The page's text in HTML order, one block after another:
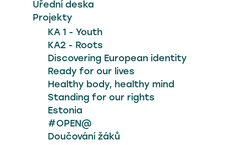
+420 731 116 118
ostrava@obaka.cz
Úřední deska
Projekty
KA 1 - Youth
KA2 - Roots
Discovering European identity
Ready for our lives
Healthy body, healthy mind
Standing for our rights
Estonia
#OPEN@
Doučování žáků